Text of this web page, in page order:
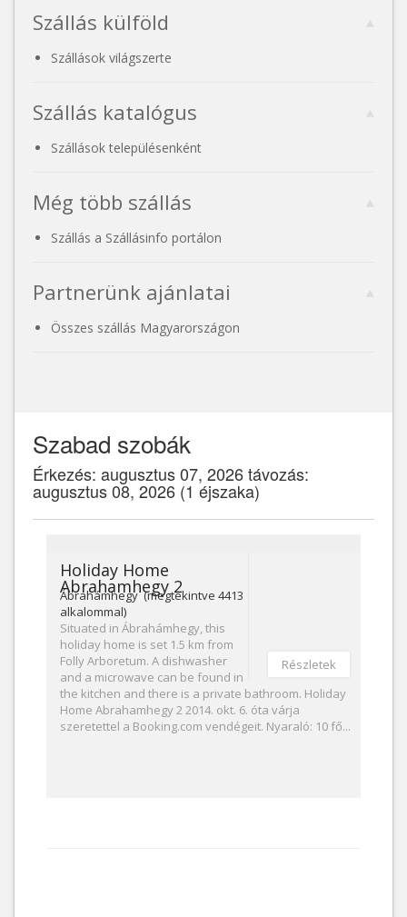
Szállás külföld
Szállások világszerte
Szállás katalógus
Szállások településenként
Még több szállás
Szállás a Szállásinfo portálon
Partnerünk ajánlatai
Összes szállás Magyarországon
Szabad szobák
Érkezés: augusztus 07, 2026 távozás:
augusztus 08, 2026 (1 éjszaka)
Részletek
Holiday Home
Abrahamhegy 2
Ábrahámhegy (megtekintve 4413
alkalommal)
Situated in Ábrahámhegy, this
holiday home is set 1.5 km from
Folly Arboretum. A dishwasher
and a microwave can be found in
the kitchen and there is a private bathroom. Holiday
Home Abrahamhegy 2 2014. okt. 6. óta várja
szeretettel a Booking.com vendégeit. Nyaraló: 10 fő...